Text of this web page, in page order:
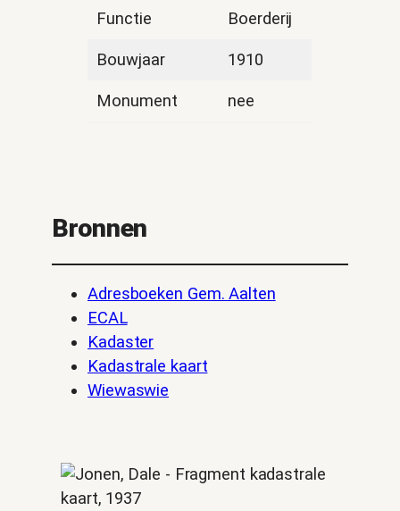
Functie Boerderij
Bouwjaar 1910
Monument nee
Bronnen
Adresboeken Gem. Aalten
ECAL
Kadaster
Kadastrale kaart
Wiewaswie